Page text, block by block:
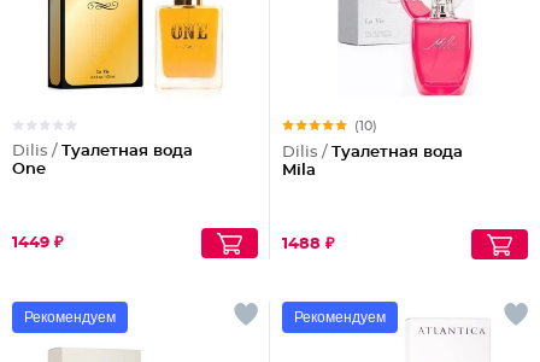
Dilis / Туалетная вода
One
1449 ₽
(10)
Dilis / Туалетная вода
Mila
1488 ₽
Рекомендуем Рекомендуем